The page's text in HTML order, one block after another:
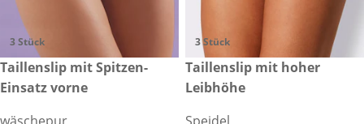
3 Stück
24,99 €
Taillenslip mit Spitzen-
Einsatz vorne
3 Stück
26,99 €
Taillenslip mit hoher
Leibhöhe